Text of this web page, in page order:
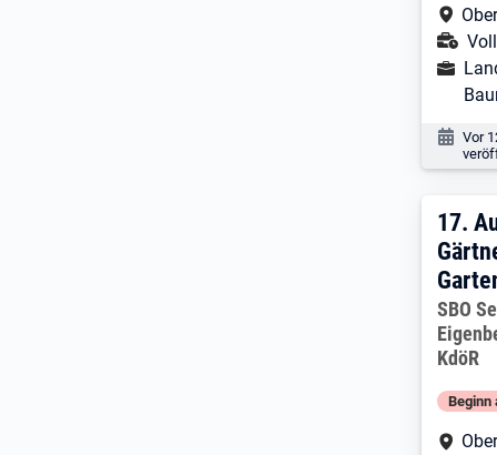
Vor
17.
17.
SBO
KdöR
Beginn